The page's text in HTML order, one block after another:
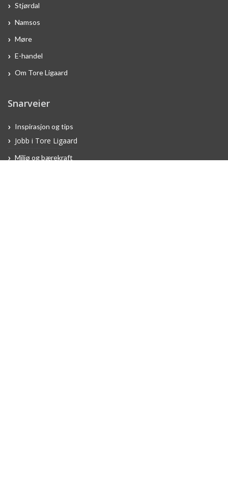
Stjørdal
Namsos
Møre
E-handel
Om Tore Ligaard
Snarveier
Inspirasjon og tips
Jobb i Tore Ligaard
Miljø og bærekraft